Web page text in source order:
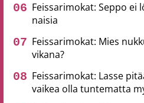
Feissarimokat: Seppo ei
naisia
Feissarimokat: Mies
vikana?
Feissarimokat: Lasse
vaikea olla tuntematta